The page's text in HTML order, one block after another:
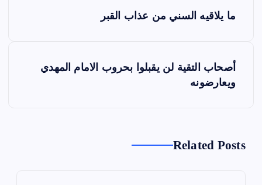
ما يلاقيه السني من عذاب القبر
أصحاب التقية لن يقبلوا بحروب الامام المهدي
ويعارضونه
Related Posts